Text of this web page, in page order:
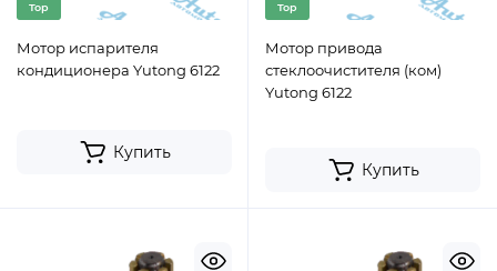
Top
Мотор испарителя
кондиционера Yutong 6122
Купить
Top
Мотор привода
стеклоочистителя (ком)
Yutong 6122
Купить